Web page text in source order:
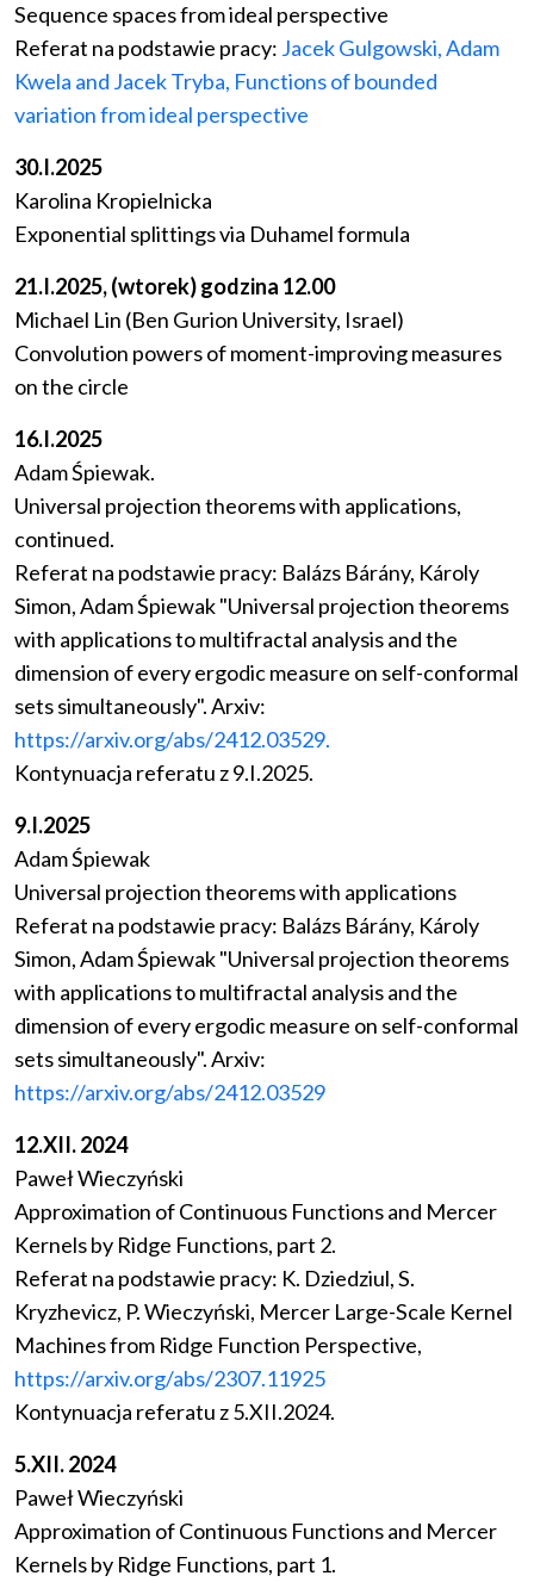
Sequence spaces from ideal perspective
Referat na podstawie pracy: Jacek Gulgowski, Adam
Kwela and Jacek Tryba, Functions of bounded
variation from ideal perspective
30.I.2025
Karolina Kropielnicka
Exponential splittings via Duhamel formula
21.I.2025, (wtorek) godzina 12.00
Michael Lin (Ben Gurion University, Israel)
Convolution powers of moment-improving measures
on the circle
16.I.2025
Adam Śpiewak.
Universal projection theorems with applications,
continued.
Referat na podstawie pracy: Balázs Bárány, Károly
Simon, Adam Śpiewak "Universal projection theorems
with applications to multifractal analysis and the
dimension of every ergodic measure on self-conformal
sets simultaneously". Arxiv:
https://arxiv.org/abs/2412.03529.
Kontynuacja referatu z 9.I.2025.
9.I.2025
Adam Śpiewak
Universal projection theorems with applications
Referat na podstawie pracy: Balázs Bárány, Károly
Simon, Adam Śpiewak "Universal projection theorems
with applications to multifractal analysis and the
dimension of every ergodic measure on self-conformal
sets simultaneously". Arxiv:
https://arxiv.org/abs/2412.03529
12.XII. 2024
Paweł Wieczyński
Approximation of Continuous Functions and Mercer
Kernels by Ridge Functions, part 2.
Referat na podstawie pracy: K. Dziedziul, S.
Kryzhevicz, P. Wieczyński, Mercer Large-Scale Kernel
Machines from Ridge Function Perspective,
https://arxiv.org/abs/2307.11925
Kontynuacja referatu z 5.XII.2024.
5.XII. 2024
Paweł Wieczyński
Approximation of Continuous Functions and Mercer
Kernels by Ridge Functions, part 1.